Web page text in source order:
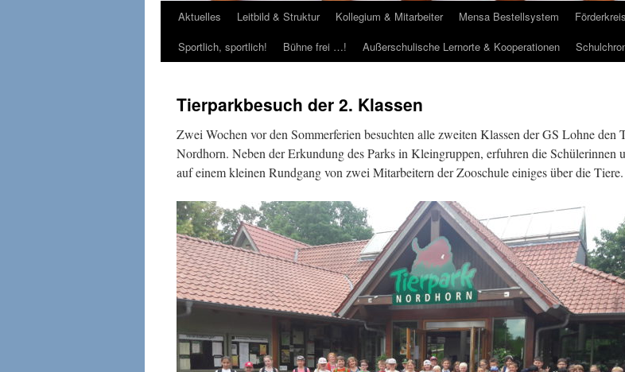
Aktuelles Leitbild & Struktur Kollegium & Mitarbeiter Mensa Bestellsystem
Sportlich, sportlich!
Bühne frei …! Außerschulische Lernorte & Kooperationen
Tierparkbesuch der 2. Klassen
Zwei Wochen vor den Sommerferien besuchten alle zweiten Klassen der GS Lohne den
Nordhorn. Neben der Erkundung des Parks in Kleingruppen, erfuhren die Schülerinnen
auf einem kleinen Rundgang von zwei Mitarbeitern der Zooschule einiges über die Tiere.